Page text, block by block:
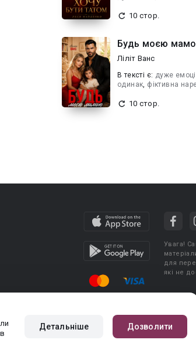
10 стор.
Будь моєю
Ліліт Ванс
В текcті є: дуже
одинак, фіктивна
10 стор.
Детальніше Дозволити
Увага!
для
які не
policy Угода користувача
Політика
Правила публікації